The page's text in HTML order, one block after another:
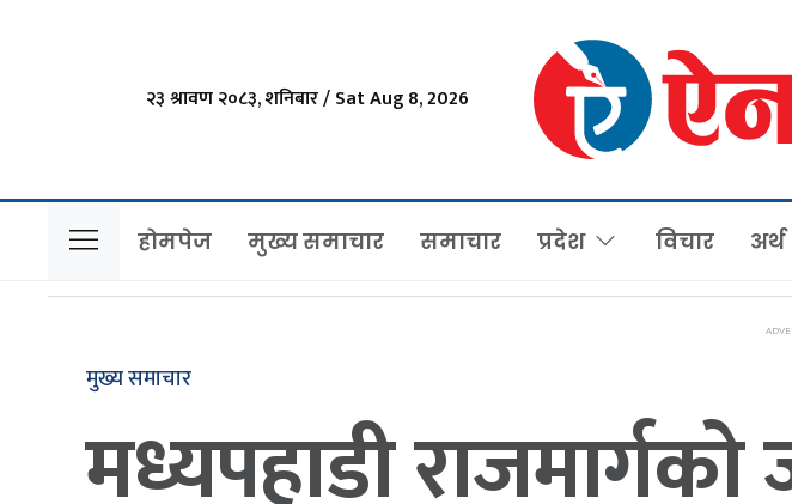
२३ श्रावण २०८३, शनिबार / Sat Aug 8, 2026
होमपेज मुख्य समाचार समाचार प्रदेश विचार अर्थ
मुख्य समाचार
मध्यपहाडी